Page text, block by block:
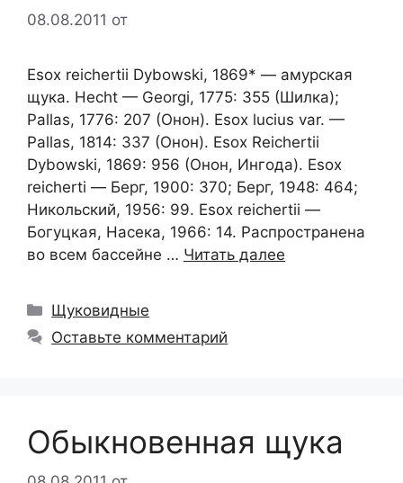
08.08.2011 от
Esox reichertii Dybowski, 1869* — амурская
щука. Hecht — Georgi, 1775: 355 (Шилка);
Pallas, 1776: 207 (Онон). Esox lucius var. —
Pallas, 1814: 337 (Онон). Esox Reichertii
Dybowski, 1869: 956 (Онон, Ингода). Esox
reicherti — Берг, 1900: 370; Берг, 1948: 464;
Никольский, 1956: 99. Esox reichertii —
Богуцкая, Насека, 1966: 14. Распространена
во всем бассейне … Читать далее
Рубрики
Щуковидные
Оставьте комментарий
Обыкновенная щука